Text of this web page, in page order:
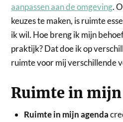
aanpassen aan de omgeving.
keuzes te maken, is ruimte
ik wil. Hoe breng ik mijn
praktijk? Dat doe ik op
ruimte voor mij verschillende
Ruimte in
Ruimte in mijn agenda